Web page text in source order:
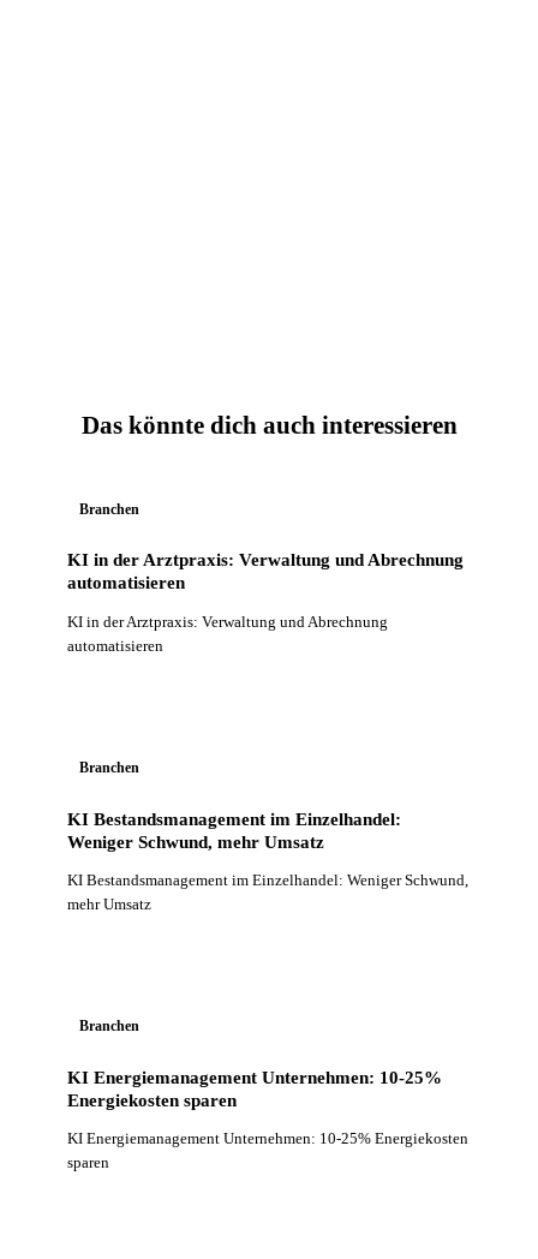
Das könnte dich auch interessieren
Branchen
KI in der Arztpraxis: Verwaltung und Abrechnung
automatisieren
KI in der Arztpraxis: Verwaltung und Abrechnung
automatisieren
Branchen
KI Bestandsmanagement im Einzelhandel:
Weniger Schwund, mehr Umsatz
KI Bestandsmanagement im Einzelhandel: Weniger Schwund,
mehr Umsatz
Branchen
KI Energiemanagement Unternehmen: 10-25%
Energiekosten sparen
KI Energiemanagement Unternehmen: 10-25% Energiekosten
sparen